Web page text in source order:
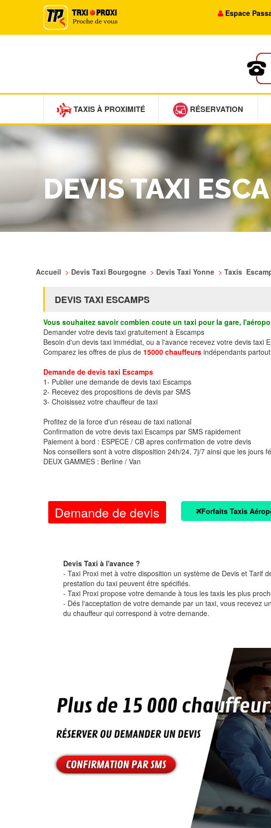
Espace
TAXIS À PROXIMITÉ RÉSERVATION
DEVIS TAXI
Accueil > Devis Taxi Bourgogne > Devis Taxi Yonne > Taxis
DEVIS TAXI ESCAMPS
Vous souhaitez savoir combien coute un taxi pour la gare,
Demander votre devis taxi gratuitement à Escamps
Besoin d'un devis taxi immédiat, ou a l'avance recevez votre devis taxi
Comparez les offres de plus de 15000 chauffeurs indépendants
Demande de devis taxi Escamps
1- Publier une demande de devis taxi Escamps
2- Recevez des propositions de devis par SMS
3- Choisissez votre chauffeur de taxi
Profitez de la force d'un réseau de taxi national
Confirmation de votre devis taxi Escamps par SMS rapidement
Paiement à bord : ESPECE / CB apres confirmation de votre devis
Nos conseillers sont à votre disposition 24h/24, 7j/7 ainsi que les jours
DEUX GAMMES : Berline / Van
Demande de devis Forfaits Taxis
Devis Taxi à l'avance ?
- Taxi Proxi met à votre disposition un système de Devis et Tarif
prestation du taxi peuvent être spécifiés.
- Taxi Proxi propose votre demande à tous les taxis les plus
- Dés l'acceptation de votre demande par un taxi, vous recevez un
du chauffeur qui correspond à votre demande.